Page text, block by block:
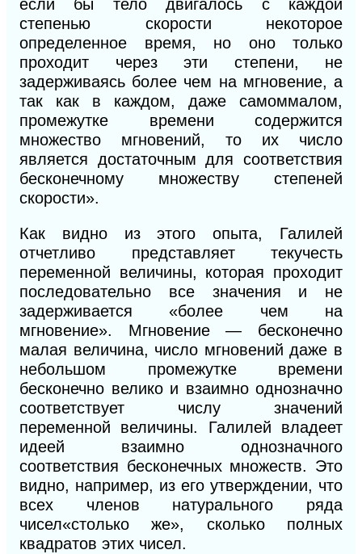
если бы тело двигалось с каждой
степенью скорости некоторое
определенное время, но оно только
проходит через эти степени, не
задерживаясь более чем на мгновение, а
так как в каждом, даже самоммалом,
промежутке времени содержится
множество мгновений, то их число
является достаточным для соответствия
бесконечному множеству степеней
скорости».
Как видно из этого опыта, Галилей
отчетливо представляет текучесть
переменной величины, которая проходит
последовательно все значения и не
задерживается «более чем на
мгновение». Мгновение — бесконечно
малая величина, число мгновений даже в
небольшом промежутке времени
бесконечно велико и взаимно однозначно
соответствует числу значений
переменной величины. Галилей владеет
идеей взаимно однозначного
соответствия бесконечных множеств. Это
видно, например, из его утверждении, что
всех членов натурального
ряда
чисел«столько же», сколько полных
квадратов этих чисел.